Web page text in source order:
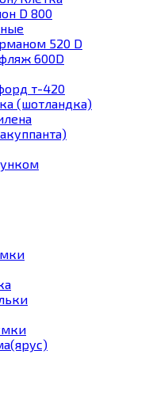
D 800
520 D
600D
т-420
(шотландка)